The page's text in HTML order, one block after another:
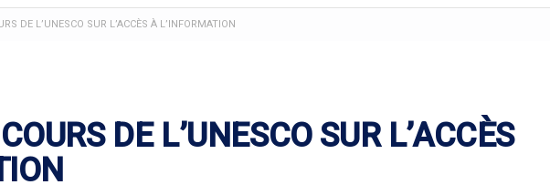
DE L’UNESCO SUR L’ACCÈS À L’INFORMATION
DE L’UNESCO SUR L’ACCÈS